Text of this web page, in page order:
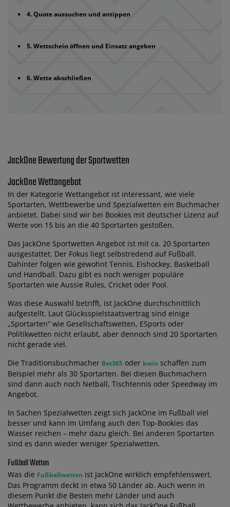
4. Quote aussuchen und antippen
5. Wettschein öffnen und Einsatz angeben
6. Wette abschließen
JackOne Bewertung der Sportwetten
JackOne Wettangebot
In der Kategorie Wettangebot ist interessant, wie viele
Sportarten, Wettbewerbe und Spezialwetten ein Buchmacher
anbietet. Dabei sind wir bei Bookies mit deutscher Lizenz auf
Werte von 15 bis an die 40 Sportarten gestoßen.
Das JackOne Sportwetten Angebot ist mit ca. 20 Sportarten
ausgestattet. Der Fokus liegt selbstredend auf Fußball.
Dahinter folgen wie gewohnt Tennis, Eishockey, Basketball
und Handball. Dazu gibt es noch weniger populäre
Sportarten wie Aussie Rules, Cricket oder Pool.
Was diese Auswahl betrifft, ist JackOne durchschnittlich
aufgestellt. Laut Glücksspielstaatsvertrag sind einige
„Sportarten“ wie Gesellschaftswetten, ESports oder
Politikwetten nicht erlaubt, aber dennoch sind 20 Sportarten
nicht gerade viel.
Die Traditionsbuchmacher Bet365 oder bwin schaffen zum
Beispiel mehr als 30 Sportarten. Bei diesen Buchmachern
sind dann auch noch Netball, Tischtennis oder Speedway im
Angebot.
In Sachen Spezialwetten zeigt sich JackOne im Fußball viel
besser und kann im Umfang auch den Top-Bookies das
Wasser reichen – mehr dazu gleich. Bei anderen Sportarten
sind es dann wieder weniger Spezialwetten.
Fußball Wetten
Was die Fußballwetten ist JackOne wirklich empfehlenswert.
Das Programm deckt in etwa 50 Länder ab. Auch wenn in
diesem Punkt die Besten mehr Länder und auch